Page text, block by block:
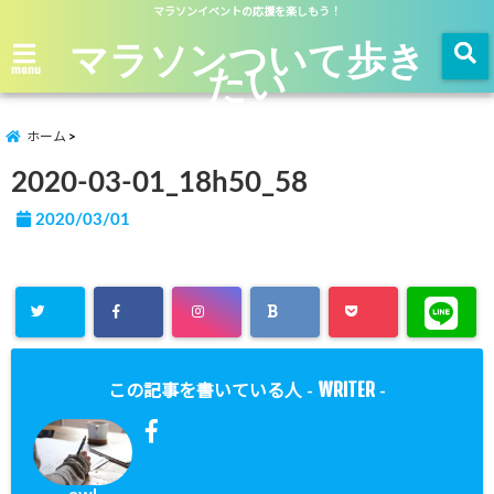
マラソンイベントの応援を楽しもう！
menu マラソンついて歩き
たい
ホーム
2020-03-01_18h50_58
2020/03/01
この記事を書いている人 - WRITER -